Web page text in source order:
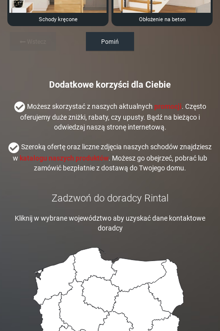
Schody kręcone Obłożenie na beton
Pomiń
Dodatkowe korzyści dla Ciebie
Możesz skorzystać z naszych aktualnych promocji. Często
oferujemy duże zniżki, rabaty, czy upusty. Bądź na bieżąco i
odwiedzaj naszą stronę internetową.
Szeroką ofertę oraz liczne zdjęcia naszych schodów znajdziesz
w katalogu naszych produktów. Możesz go obejrzeć, pobrać lub
zamówić bezpłatnie z dostawą do Twojego domu.
Zadzwoń do doradcy Rintal
Kliknij w wybrane województwo aby uzyskać dane kontaktowe
doradcy